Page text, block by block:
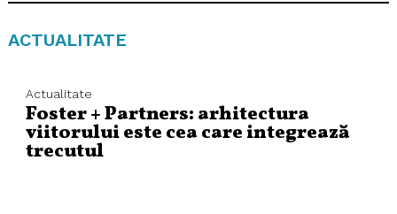
ACTUALITATE
Actualitate
Foster + Partners: arhitectura
viitorului este cea care integrează
trecutul